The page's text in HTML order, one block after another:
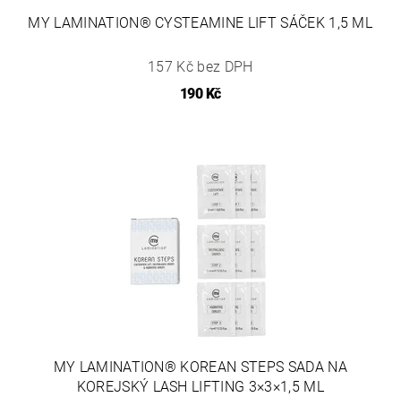
MY LAMINATION® CYSTEAMINE LIFT SÁČEK 1,5 ML
157 Kč bez DPH
190 Kč
MY LAMINATION® KOREAN STEPS SADA NA
KOREJSKÝ LASH LIFTING 3×3×1,5 ML